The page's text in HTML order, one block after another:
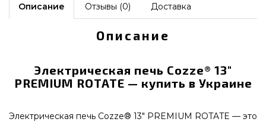
Описание Отзывы (0) Доставка
Описание
Электрическая печь Cozze® 13"
PREMIUM ROTATE — купить в Украине
Электрическая печь Cozze® 13" PREMIUM ROTATE — это